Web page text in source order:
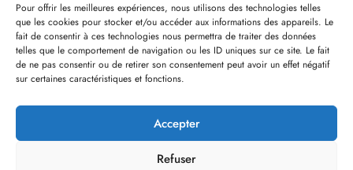
Pour offrir les meilleures expériences, nous utilisons des technologies telles
que les cookies pour stocker et/ou accéder aux informations des appareils. Le
fait de consentir à ces technologies nous permettra de traiter des données
telles que le comportement de navigation ou les ID uniques sur ce site. Le fait
de ne pas consentir ou de retirer son consentement peut avoir un effet négatif
sur certaines caractéristiques et fonctions.
Accepter
Refuser
Vous êtes ici :
Accueil»La lettre Église verte n°21 – novembre 2022
Mentions Légales